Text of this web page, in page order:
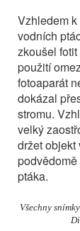
Vzhledem
vodních
zkoušel
použití
fotoaparát
dokázal
stromu.
velký
držet objekt
ptáka.
Všechny